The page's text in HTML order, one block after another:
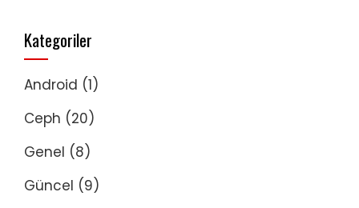
Kategoriler
Android (1)
Ceph (20)
Genel (8)
Güncel (9)